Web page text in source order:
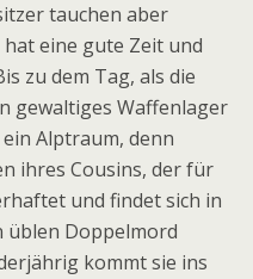
tauchen aber
eine gute Zeit und
zu dem Tag, als die
gewaltiges Waffenlager
Alptraum, denn
ihres Cousins, der für
und findet sich in
üblen Doppelmord
kommt sie ins